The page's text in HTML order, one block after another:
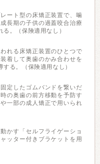
ート型の床矯正装置で、噛
長期の子供の過蓋咬合治療
。（保険適用なし）
れる床矯正装置のひとつで
着して奥歯のかみ合わせを
る。（保険適用なし）
定したゴムバンドを繋いだ
の奥歯の前方移動を予防す
一部の成人矯正で用いられ
かす「セルフライゲーショ
ッター付きブラケットを用